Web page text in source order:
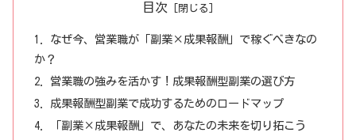
目次
なぜ今、営業職が「副業×成果報酬」で稼ぐべきなの
か？
営業職の強みを活かす！成果報酬型副業の選び方
成果報酬型副業で成功するためのロードマップ
「副業×成果報酬」で、あなたの未来を切り拓こう